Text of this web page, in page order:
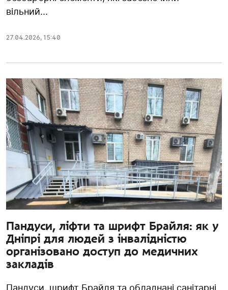
вільний...
27.04.2026, 15:40
Пандуси, ліфти та шрифт Брайля: як у
Дніпрі для людей з інвалідністю
організовано доступ до медичних
закладів
Пандуси, шрифт Брайля та обладнані санітарні